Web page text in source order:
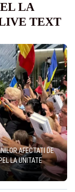
LA
TEXT
AFECTAȚI DE
LA UNITATE